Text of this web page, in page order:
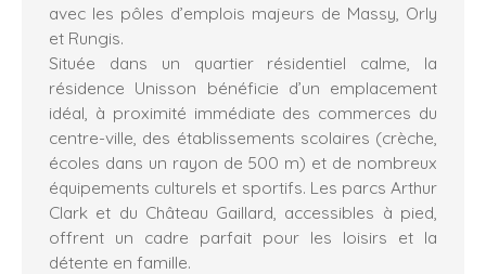
avec les pôles d’emplois majeurs de Massy, Orly
et Rungis.
Située dans un quartier résidentiel calme, la
résidence Unisson bénéficie d’un emplacement
idéal, à proximité immédiate des commerces du
centre-ville, des établissements scolaires (crèche,
écoles dans un rayon de 500 m) et de nombreux
équipements culturels et sportifs. Les parcs Arthur
Clark et du Château Gaillard, accessibles à pied,
offrent un cadre parfait pour les loisirs et la
détente en famille.